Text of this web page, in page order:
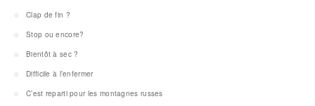
Clap de fin ?
Stop ou encore?
Bientôt à sec ?
Difficile à l’enfermer
C’est reparti pour les montagnes russes